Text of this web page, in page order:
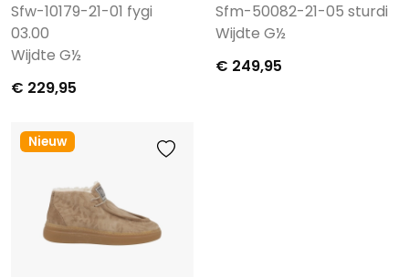
Sfw-10179-21-01 fygi
03.00
Wijdte G½
€ 229,95
Sfm-50082-21-05 sturdi
Wijdte G½
€ 249,95
Nieuw